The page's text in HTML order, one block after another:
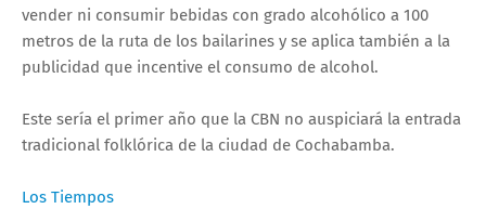
vender ni consumir bebidas con grado alcohólico a 100
metros de la ruta de los bailarines y se aplica también a la
publicidad que incentive el consumo de alcohol.
Este sería el primer año que la CBN no auspiciará la entrada
tradicional folklórica de la ciudad de Cochabamba.
Los Tiempos